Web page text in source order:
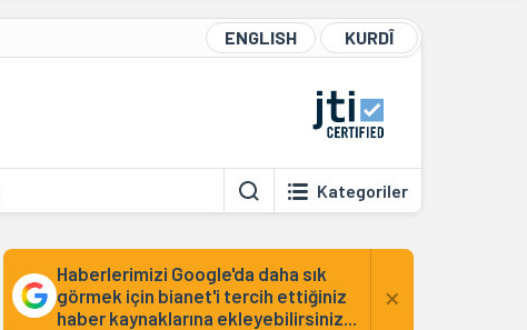
ENGLISH KURDÎ
Kategoriler
Haberlerimizi Google'da daha sık
görmek için bianet'i tercih ettiğiniz
haber kaynaklarına ekleyebilirsiniz...
×